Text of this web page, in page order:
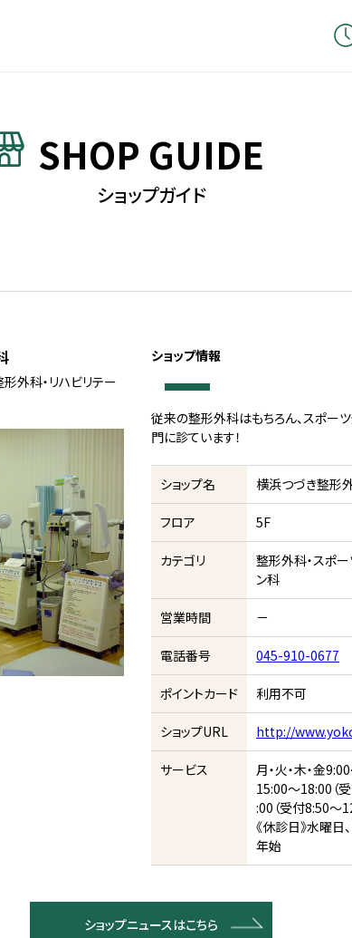
SHOP GUIDE
ショップガイド
外科・リハビリテー
ショップ情報
従来の整形外科はもちろん、スポー
門に診ています！
ショップ名 横浜つづき整形
フロア 5F
カテゴリ
整形外科・スポ
ン科
営業時間 －
電話番号 045-910-0677
ポイントカード 利用不可
ショップURL http://
サービス
月・火・木・金
15:00～18:00（
:00（受付8:50～
《休診日》水曜日
年始
ショップニュースはこちら